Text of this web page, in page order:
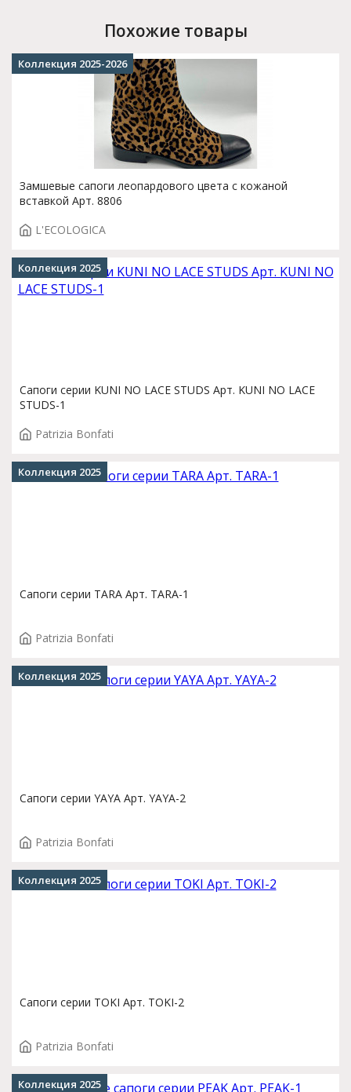
Похожие товары
Замшевые сапоги леопардового цвета с кожаной
вставкой Арт. 8806
L'ECOLOGICA
Коллекция 2025-2026
Сапоги серии KUNI NO LACE STUDS Арт. KUNI NO LACE
STUDS-1
Patrizia Bonfati
Коллекция 2025
Сапоги серии TARA Арт. TARA-1
Patrizia Bonfati
Коллекция 2025
Сапоги серии YAYA Арт. YAYA-2
Patrizia Bonfati
Коллекция 2025
Сапоги серии TOKI Арт. TOKI-2
Patrizia Bonfati
Коллекция 2025
Коллекция 2025